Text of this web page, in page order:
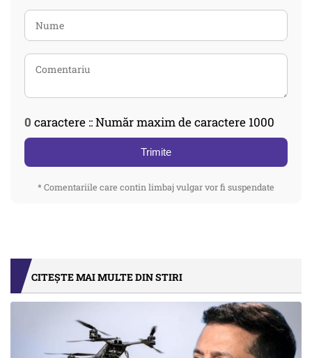
0 caractere :: Număr maxim de caractere 1000
Trimite
* Comentariile care contin limbaj vulgar vor fi suspendate
CITEȘTE MAI MULTE DIN STIRI